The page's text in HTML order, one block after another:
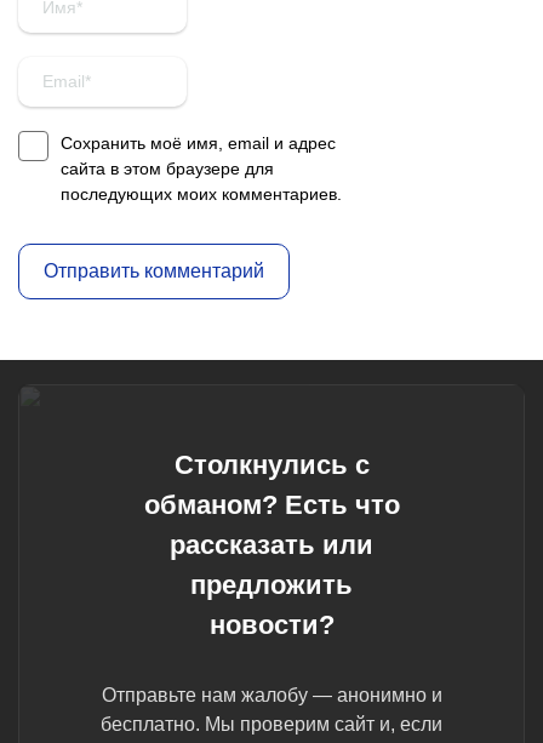
Сохранить моё имя, email и адрес
сайта в этом браузере для
последующих моих комментариев.
Столкнулись с
обманом? Есть что
рассказать или
предложить
новости?
Отправьте нам жалобу — анонимно и
бесплатно. Мы проверим сайт и, если